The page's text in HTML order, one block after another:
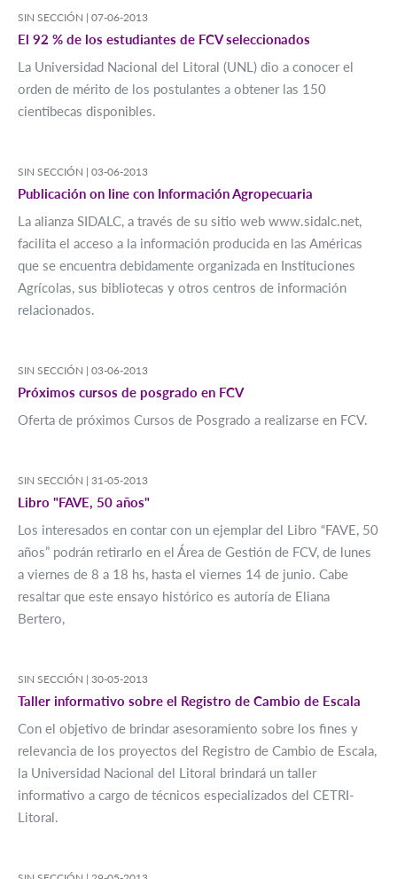
SIN SECCIÓN | 07-06-2013
El 92 % de los estudiantes de FCV seleccionados
La Universidad Nacional del Litoral (UNL) dio a conocer el
orden de mérito de los postulantes a obtener las 150
cientibecas disponibles.
SIN SECCIÓN | 03-06-2013
Publicación on line con Información Agropecuaria
La alianza SIDALC, a través de su sitio web www.sidalc.net,
facilita el acceso a la información producida en las Américas
que se encuentra debidamente organizada en Instituciones
Agrícolas, sus bibliotecas y otros centros de información
relacionados.
SIN SECCIÓN | 03-06-2013
Próximos cursos de posgrado en FCV
Oferta de próximos Cursos de Posgrado a realizarse en FCV.
SIN SECCIÓN | 31-05-2013
Libro "FAVE, 50 años"
Los interesados en contar con un ejemplar del Libro “FAVE, 50
años” podrán retirarlo en el Área de Gestión de FCV, de lunes
a viernes de 8 a 18 hs, hasta el viernes 14 de junio. Cabe
resaltar que este ensayo histórico es autoría de Eliana
Bertero,
SIN SECCIÓN | 30-05-2013
Taller informativo sobre el Registro de Cambio de Escala
Con el objetivo de brindar asesoramiento sobre los fines y
relevancia de los proyectos del Registro de Cambio de Escala,
la Universidad Nacional del Litoral brindará un taller
informativo a cargo de técnicos especializados del CETRI-
Litoral.